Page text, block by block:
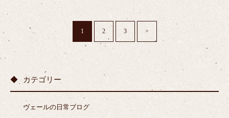
1 2 3 >
カテゴリー
ヴェールの日常ブログ